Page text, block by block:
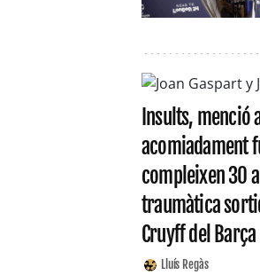
Insults, menció
acomiadament
compleixen 30
traumàtica
Cruyff del Barça
Lluís Regàs